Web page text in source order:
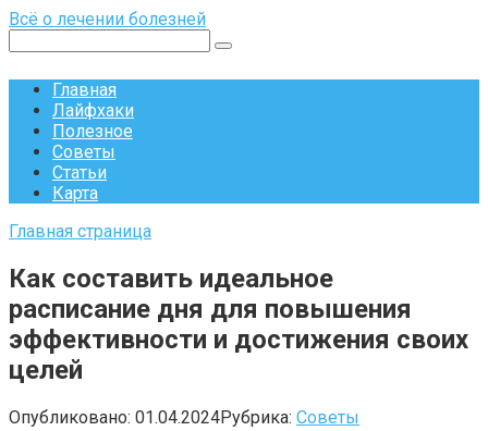
Перейти
контенту
Всё о лечении болезней
Главная
Лайфхаки
Полезное
Советы
Статьи
Карта
Главная страница
Как составить идеальное
расписание дня для повышения
эффективности и достижения своих
целей
Опубликовано: 01.04.2024Рубрика: Советы